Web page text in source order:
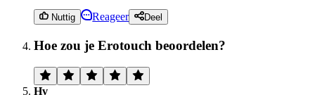
Nuttig Reageer Deel
Hoe zou je Erotouch beoordelen?
Hv